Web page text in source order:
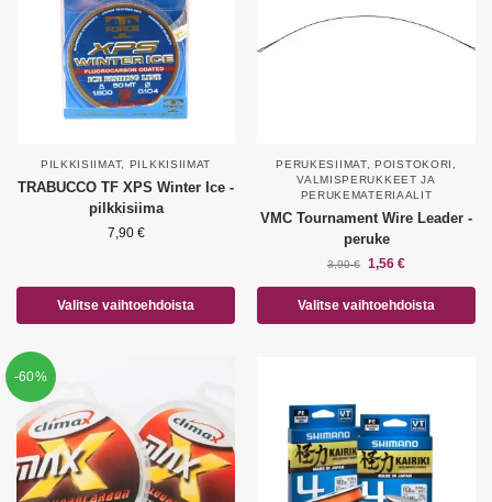
PILKKISIIMAT, PILKKISIIMAT
TRABUCCO TF XPS Winter Ice -
pilkkisiima
7,90 €
Valitse vaihtoehdoista
PERUKESIIMAT,POISTOKORI
VALMISPERUKKEET JA
PERUKEMATERIAALIT
VMC Tournament Wire Leader -
peruke
3,90€ 1,56 €
Valitse vaihtoehdoista
-60%